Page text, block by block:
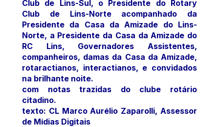
Club de Lins-Sul, o Presidente do Rotary
Club de Lins-Norte acompanhado da
Presidente da Casa da Amizade do Lins-
Norte, a Presidente da Casa da Amizade do
RC Lins, Governadores Assistentes,
companheiros, damas da Casa da Amizade,
rotaractianos, interactianos, e convidados
na brilhante noite.
com notas trazidas do clube rotário
citadino.
texto: CL Marco Aurélio Zaparolli, Assessor
de Mídias Digitais